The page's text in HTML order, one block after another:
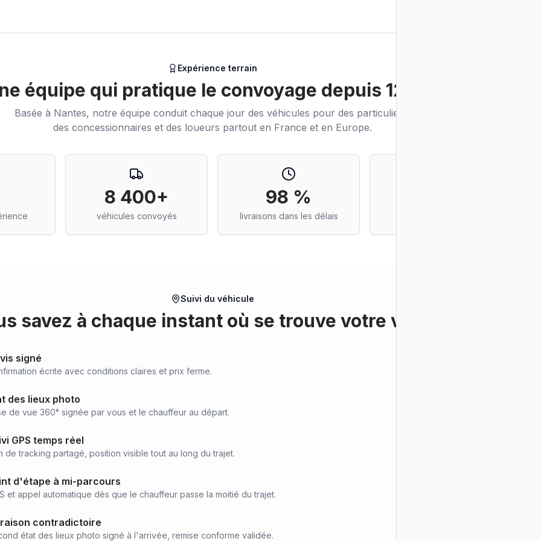
Expérience terrain
équipe qui pratique le convoyage depuis 12 ans
Basée à Nantes, notre équipe conduit chaque jour des véhicules pour des particuliers,
des concessionnaires et des loueurs partout en France et en Europe.
8 400+
véhicules convoyés
98 %
livraisons dans les délais
Suivi du véhicule
savez à chaque instant où se trouve votre voiture
signé
écrite avec conditions claires et prix ferme.
des lieux photo
de vue 360° signée par vous et le chauffeur au départ.
GPS temps réel
de tracking partagé, position visible tout au long du trajet.
d'étape à mi-parcours
et appel automatique dès que le chauffeur passe la moitié du trajet.
contradictoire
état des lieux photo signé à l'arrivée, remise conforme validée.